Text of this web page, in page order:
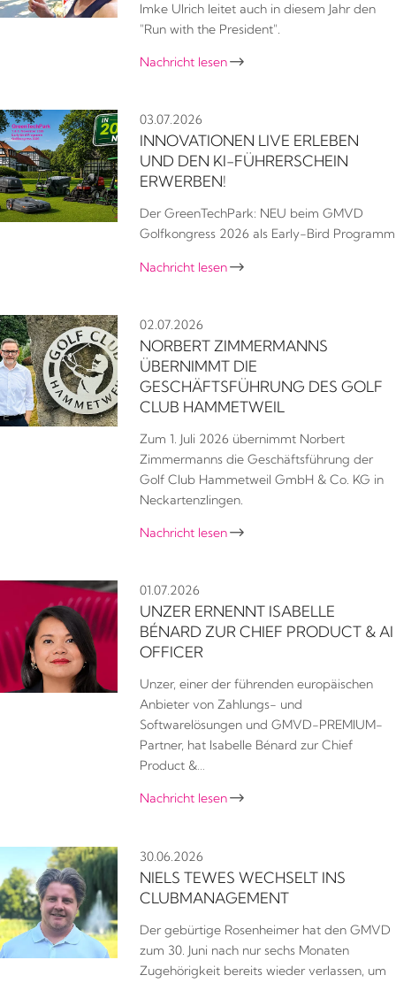
Imke Ulrich leitet auch in diesem Jahr den
"Run with the President".
Nachricht lesen 
03.07.2026
INNOVATIONEN LIVE ERLEBEN
UND DEN KI-FÜHRERSCHEIN
ERWERBEN!
Der GreenTechPark: NEU beim GMVD
Golfkongress 2026 als Early-Bird Programm
Nachricht lesen 
02.07.2026
NORBERT ZIMMERMANNS
ÜBERNIMMT DIE
GESCHÄFTSFÜHRUNG DES GOLF
CLUB HAMMETWEIL
Zum 1. Juli 2026 übernimmt Norbert
Zimmermanns die Geschäftsführung der
Golf Club Hammetweil GmbH & Co. KG in
Neckartenzlingen.
Nachricht lesen 
01.07.2026
UNZER ERNENNT ISABELLE
BÉNARD ZUR CHIEF PRODUCT & AI
OFFICER
Unzer, einer der führenden europäischen
Anbieter von Zahlungs- und
Softwarelösungen und GMVD-PREMIUM-
Partner, hat Isabelle Bénard zur Chief
Product &…
Nachricht lesen 
30.06.2026
NIELS TEWES WECHSELT INS
CLUBMANAGEMENT
Der gebürtige Rosenheimer hat den GMVD
zum 30. Juni nach nur sechs Monaten
Zugehörigkeit bereits wieder verlassen, um